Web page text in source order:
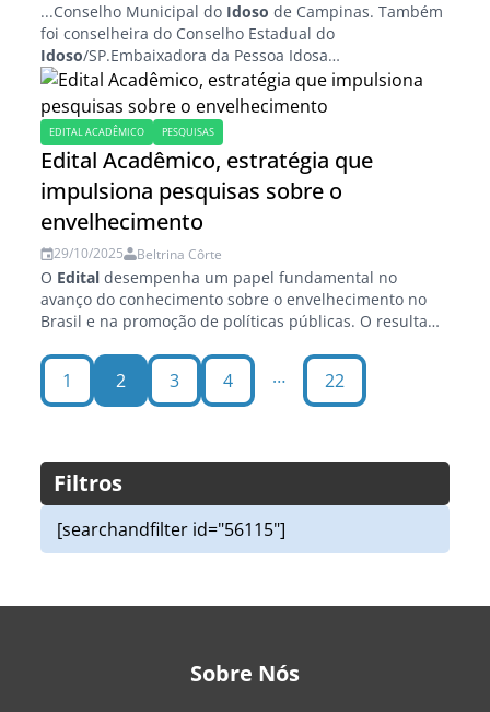
...Conselho Municipal do Idoso de Campinas. Também
foi conselheira do Conselho Estadual do
Idoso/SP.Embaixadora da Pessoa Idosa
#NossoEspaçoCívico/Instituto Igarapé. Atuou na
implantação da Pastoral da Pessoa Idosa na
Arquidiocese de...
EDITAL ACADÊMICO PESQUISAS
Edital Acadêmico, estratégia que
impulsiona pesquisas sobre o
envelhecimento
29/10/2025 Beltrina Côrte
O Edital desempenha um papel fundamental no
avanço do conhecimento sobre o envelhecimento no
Brasil e na promoção de políticas públicas. O resultado
1 2 3 4 … 22
Filtros
[searchandfilter id="56115"]
Sobre Nós